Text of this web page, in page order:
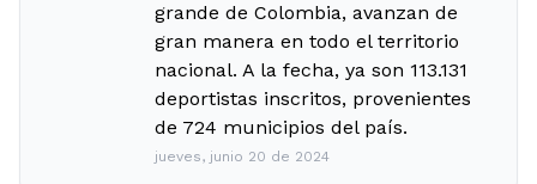
grande de Colombia, avanzan de
gran manera en todo el territorio
nacional. A la fecha, ya son 113.131
deportistas inscritos, provenientes
de 724 municipios del país.
jueves, junio 20 de 2024